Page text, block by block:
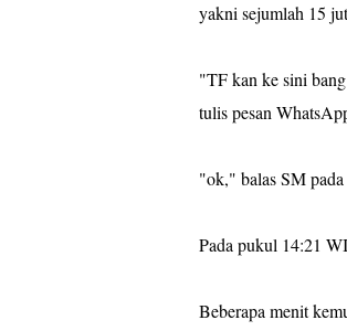
yakni sejumlah 15
"TF kan ke sini
tulis pesan
"ok," balas SM
Pada pukul 14:21
Beberapa menit